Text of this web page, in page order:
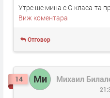
Утре ще мина с G класа-та
Виж коментара
Отговор
14 Ми Михаил